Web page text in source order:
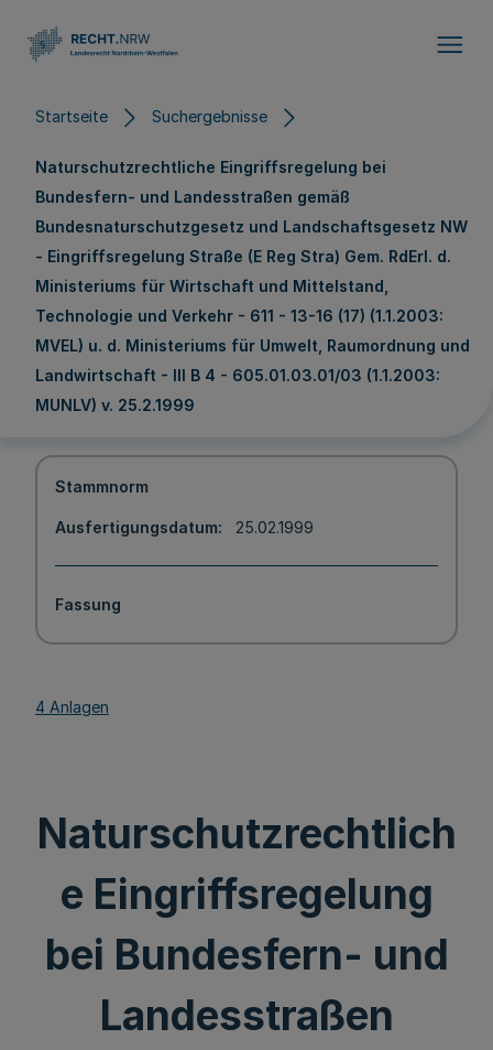
Startseite Suchergebnisse
Naturschutzrechtliche Eingriffsregelung bei
Bundesfern- und Landesstraßen gemäß
Bundesnaturschutzgesetz und Landschaftsgesetz NW
- Eingriffsregelung Straße (E Reg Stra) Gem. RdErl. d.
Ministeriums für Wirtschaft und Mittelstand,
Technologie und Verkehr - 611 - 13-16 (17) (1.1.2003:
MVEL) u. d. Ministeriums für Umwelt, Raumordnung und
Landwirtschaft - III B 4 - 605.01.03.01/03 (1.1.2003:
MUNLV) v. 25.2.1999
Stammnorm
Ausfertigungsdatum 25.02.1999
Fassung
4 Anlagen
Naturschutzrechtlich
e Eingriffsregelung
bei Bundesfern- und
Landesstraßen